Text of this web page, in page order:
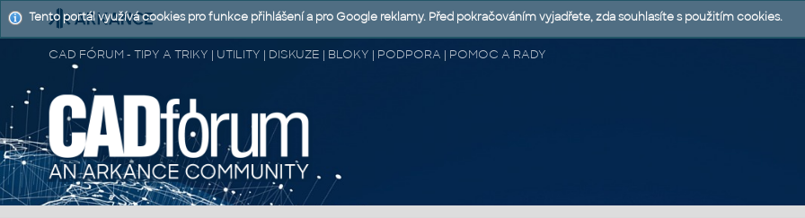
CAD FÓRUM - TIPY A TRIKY | UTILITY | DISKUZE | BLOKY | PODPORA | POMOC A RADY
Tento portál využívá cookies pro funkce přihlášení a pro Google reklamy. Před pokračováním vyjadřete, zda souhlasíte s použitím cookies.